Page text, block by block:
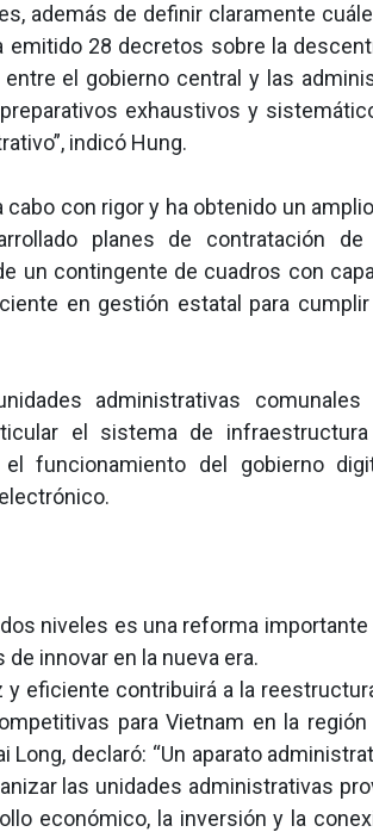
además de definir claramente
28 decretos sobre la
el gobierno central y las
exhaustivos y
indicó Hung.
con rigor y ha obtenido un
planes de contratación de
un contingente de cuadros con
en gestión estatal para
administrativas comunales
el sistema de
el funcionamiento del gobierno
niveles es una reforma importante
innovar en la nueva era.
y eficiente contribuirá a la
para Vietnam en la
declaró: “Un aparato
las unidades administrativas
económico, la inversión y la